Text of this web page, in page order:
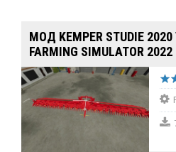
MOД KEMPER STUDIE
FARMING SIMULATOR 2022